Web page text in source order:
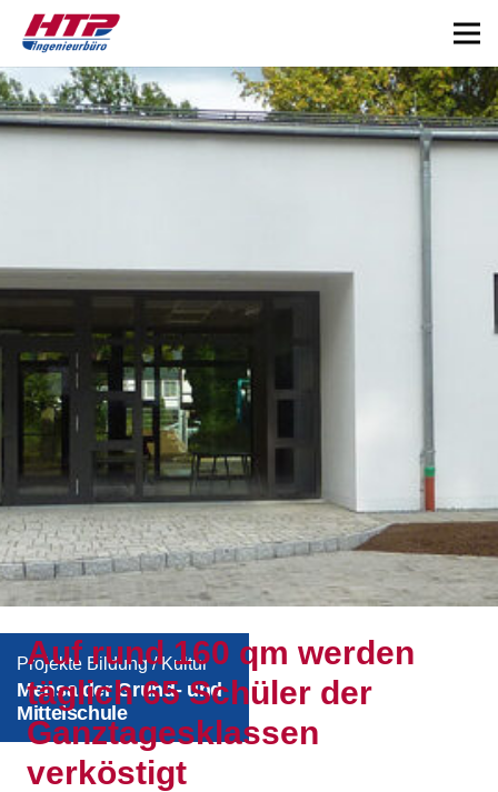
Projekte Bildung / Kultur
Mensa der Grund- und
Mittelschule
Auf rund 160 qm werden
täglich 65 Schüler der
Ganztagesklassen
verköstigt